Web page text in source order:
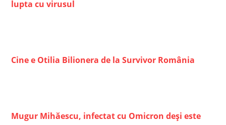
lupta cu virusul
Cine e Otilia Bilionera de la Survivor România
Mugur Mihăescu, infectat cu Omicron deși este